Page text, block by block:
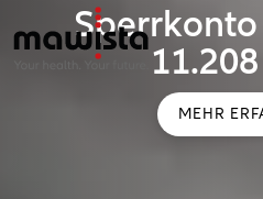
MEHR